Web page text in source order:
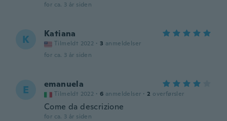
for ca. 3 år siden
K Katiana
Tilmeldt 2022 · 3 anmeldelser
for ca. 3 år siden
E emanuela
Tilmeldt 2022 · 6 anmeldelser · 2 overførsler
Come da descrizione
for ca. 3 år siden